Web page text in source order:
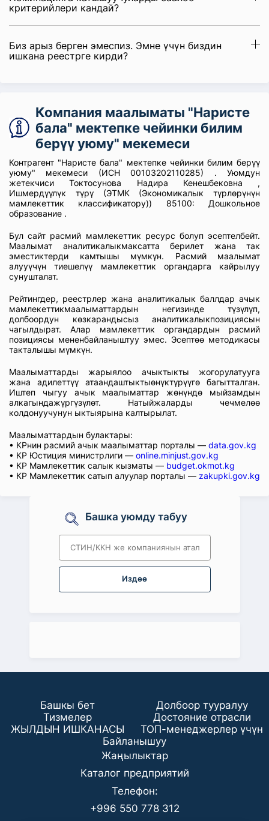
критерийлери кандай?
Биз арыз берген эмеспиз. Эмне үчүн биздин
ишкана реестрге кирди?
Компания маалыматы "Наристе
бала" мектепке чейинки билим
берүү уюму" мекемеси
Контрагент "Наристе бала" мектепке чейинки билим берүү
уюму" мекемеси (ИСН 00103202110285) . Уюмдун
жетекчиси Токтосунова Надира Кенешбековна ,
Ишмердүүлүк түрү (ЭТМК (Экономикалык түрлөрүнүн
мамлекеттик классификатору)) 85100: Дошкольное
образование .
Бул сайт расмий мамлекеттик ресурс болуп эсептелбейт.
Маалымат аналитикалыкмаксатта берилет жана так
эместиктерди камтышы мүмкүн. Расмий маалымат
алууүчүн тиешелүү мамлекеттик органдарга кайрылуу
сунушталат.
Рейтингдер, реестрлер жана аналитикалык баллдар ачык
мамлекеттикмаалыматтардын негизинде түзүлүп,
долбоордун көзкарандысыз аналитикалыкпозициясын
чагылдырат. Алар мамлекеттик органдардын расмий
позициясы мененбайланыштуу эмес. Эсептөө методикасы
такталышы мүмкүн.
Маалыматтарды жарыялоо ачыктыкты жогорулатууга
жана адилеттүү атаандаштыктыөнүктүрүүгө багытталган.
Иштеп чыгуу ачык маалыматтар жөнүндө мыйзамдын
алкагындажүргүзүлөт. Натыйжаларды чечмелөө
колдонуучунун ыктыярына калтырылат.
Маалыматтардын булактары:
• КРнин расмий ачык маалыматтар порталы — data.gov.kg
• КР Юстиция министрлиги — online.minjust.gov.kg
• КР Мамлекеттик салык кызматы — budget.okmot.kg
• КР Мамлекеттик сатып алуулар порталы — zakupki.gov.kg
Башка уюмду табуу
Издөө
Башкы бет
Долбоор тууралуу
Тизмелер
Достояние отрасли
ЖЫЛДЫН ИШКАНАСЫ
ТОП-менеджерлер үчүн
Байланышуу
Жаңылыктар
Каталог предприятий
Телефон:
+996 550 778 312